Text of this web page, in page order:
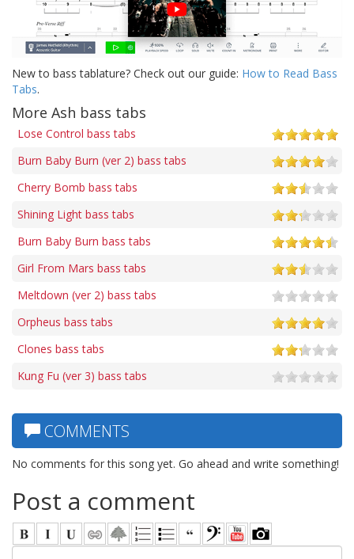
New to bass tablature? Check out our guide: How to Read Bass
Tabs.
More Ash bass tabs
Lose Control bass tabs
Burn Baby Burn (ver 2) bass tabs
Cherry Bomb bass tabs
Shining Light bass tabs
Burn Baby Burn bass tabs
Girl From Mars bass tabs
Meltdown (ver 2) bass tabs
Orpheus bass tabs
Clones bass tabs
Kung Fu (ver 3) bass tabs
COMMENTS
No comments for this song yet. Go ahead and write something!
Post a comment